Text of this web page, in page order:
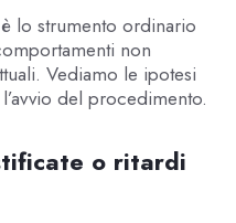
lo strumento ordinario
non
Vediamo le ipotesi
del procedimento.
o ritardi